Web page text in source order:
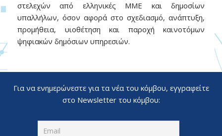
στελεχών από ελληνικές ΜΜΕ και δημοσίων
υπαλλήλων, όσον αφορά στο σχεδιασμό, ανάπτυξη,
προμήθεια, υιοθέτηση και παροχή καινοτόμων
ψηφιακών δημόσιων υπηρεσιών.
Για να ενημερώνεστε για τα νέα του κόμβου, εγγραφείτε
στο Newsletter του κόμβου: